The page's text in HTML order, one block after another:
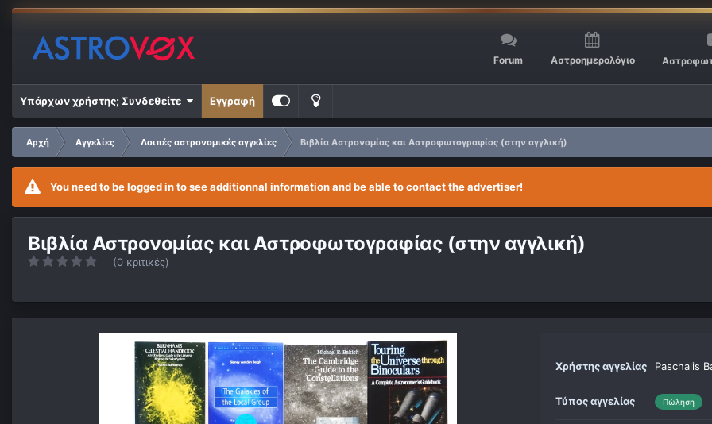
Forum Αστροημερολόγιο
Υπάρχων χρήστης; Συνδεθείτε Εγγραφή
Αρχή Αγγελίες Λοιπές αστρονομικές αγγελίες
Βιβλία Αστρονομίας και Αστροφωτογραφίας (στην αγγλική)
You need to be logged in to see additionnal information and be able to contact the advertiser!
Βιβλία Αστρονομίας και Αστροφωτογραφίας (στην αγγλική)
(0 κριτικές)
Χρήστης αγγελίας Paschalis
Τύπος αγγελίας Πώληση